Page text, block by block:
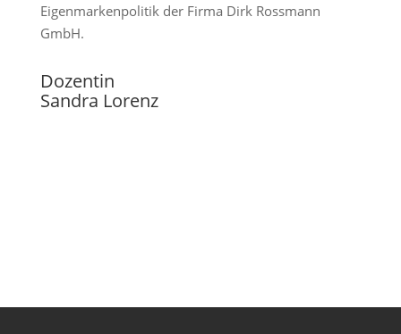
Eigenmarkenpolitik der Firma Dirk Rossmann
GmbH.
Dozentin
Sandra Lorenz